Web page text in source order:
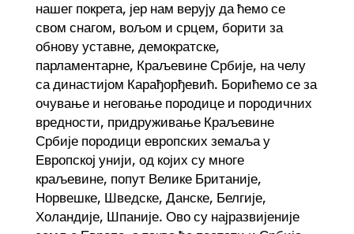
нашег покрета, јер нам верују да ћемо се
свом снагом, вољом и срцем, борити за
обнову уставне, демократске,
парламентарне, Краљевине Србије, на челу
са династијом Карађорђевић. Борићемо се за
очување и неговање породице и породичних
вредности, придруживање Краљевине
Србије породици европских земаља у
Европској унији, од којих су многе
краљевине, попут Велике Британије,
Норвешке, Шведске, Данске, Белгије,
Холандије, Шпаније. Ово су најразвијеније